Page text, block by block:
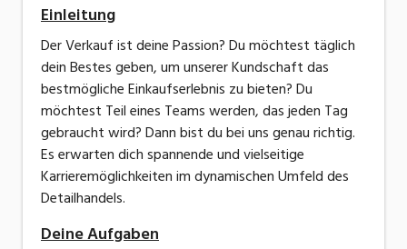
Sicherheit, Rettung, Polizei, Zoll
Verkauf, Handel, Kundenberatung,
Aussendienst
Einleitung
Der Verkauf ist deine Passion? Du möchtest täglich
dein Bestes geben, um unserer Kundschaft das
bestmögliche Einkaufserlebnis zu bieten? Du
möchtest Teil eines Teams werden, das jeden Tag
gebraucht wird? Dann bist du bei uns genau richtig.
Es erwarten dich spannende und vielseitige
Karrieremöglichkeiten im dynamischen Umfeld des
Detailhandels.
Deine Aufgaben